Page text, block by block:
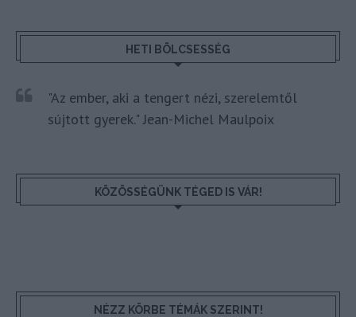
HETI BÖLCSESSÉG
"Az ember, aki a tengert nézi, szerelemtől
sújtott gyerek." Jean-Michel Maulpoix
KÖZÖSSÉGÜNK TÉGED IS VÁR!
NÉZZ KÖRBE TÉMÁK SZERINT!